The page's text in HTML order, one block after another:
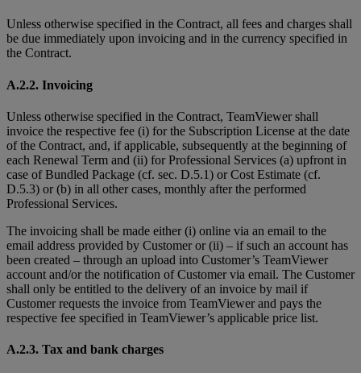
Unless otherwise specified in the Contract, all fees and charges shall
be due immediately upon invoicing and in the currency specified in
the Contract.
A.2.2. Invoicing
Unless otherwise specified in the Contract, TeamViewer shall
invoice the respective fee (i) for the Subscription License at the date
of the Contract, and, if applicable, subsequently at the beginning of
each Renewal Term and (ii) for Professional Services (a) upfront in
case of Bundled Package (cf. sec. D.5.1) or Cost Estimate (cf.
D.5.3) or (b) in all other cases, monthly after the performed
Professional Services.
The invoicing shall be made either (i) online via an email to the
email address provided by Customer or (ii) – if such an account has
been created – through an upload into Customer’s TeamViewer
account and/or the notification of Customer via email. The Customer
shall only be entitled to the delivery of an invoice by mail if
Customer requests the invoice from TeamViewer and pays the
respective fee specified in TeamViewer’s applicable price list.
A.2.3. Tax and bank charges